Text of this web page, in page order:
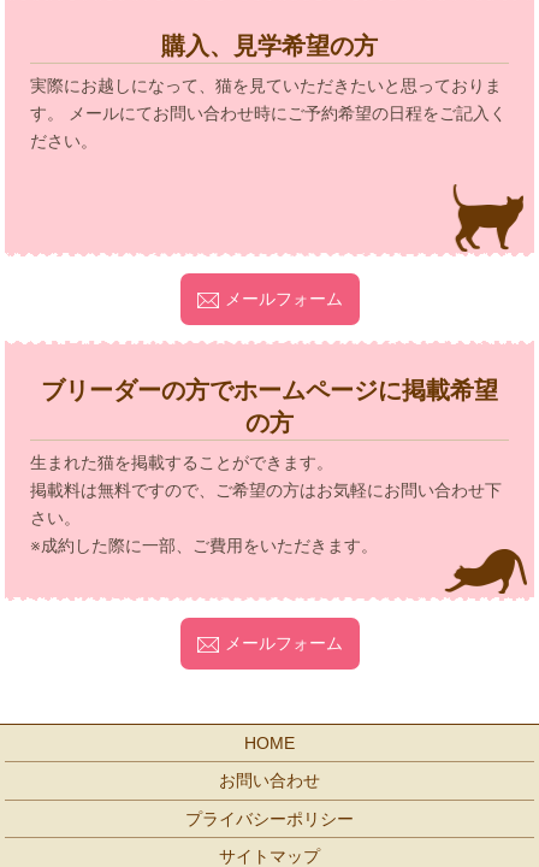
購入、見学希望の方
実際にお越しになって、猫を見ていただきたいと思っておりま
す。 メールにてお問い合わせ時にご予約希望の日程をご記入く
ださい。
メールフォーム
ブリーダーの方でホームページに掲載希望
の方
生まれた猫を掲載することができます。
掲載料は無料ですので、ご希望の方はお気軽にお問い合わせ下
さい。
※成約した際に一部、ご費用をいただきます。
メールフォーム
HOME
お問い合わせ
プライバシーポリシー
サイトマップ